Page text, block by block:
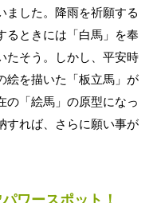
ました。降雨を祈願する
るときには「白馬」を奉
たそう。しかし、平安時
絵を描いた「板立馬」が
の「絵馬」の原型になっ
すれば、さらに願い事が
ワースポット！